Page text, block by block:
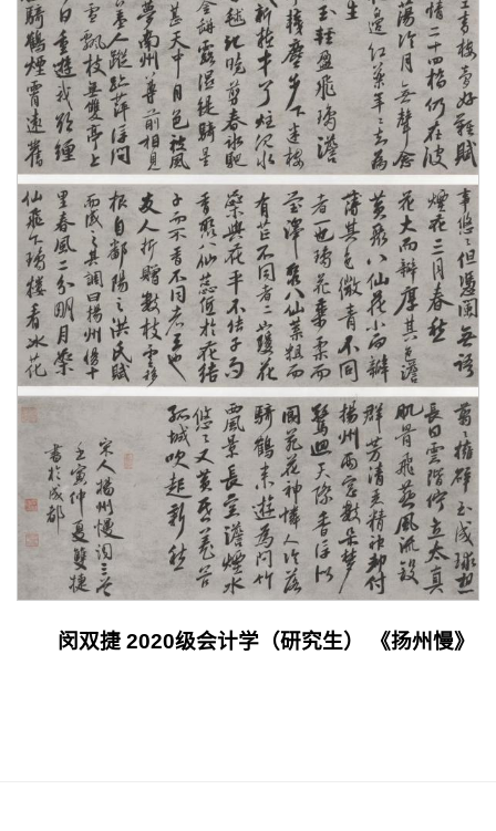
闵双捷 2020级会计学（研究生） 《扬州慢》